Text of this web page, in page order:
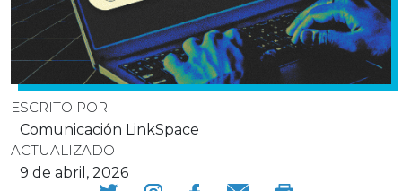
ESCRITO POR
Comunicación LinkSpace
ACTUALIZADO
9 de abril, 2026